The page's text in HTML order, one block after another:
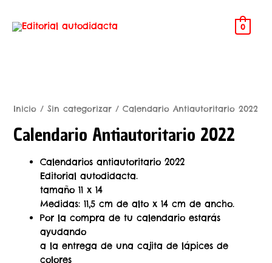
0
Inicio /Sin categorizar / Calendario Antiautoritario 2022
Calendario Antiautoritario 2022
Calendarios antiautoritario 2022
Editorial autodidacta.
tamaño 11 x 14
Medidas: 11,5 cm de alto x 14 cm de ancho.
Por la compra de tu calendario estarás
ayudando
a la entrega de una cajita de lápices de
colores